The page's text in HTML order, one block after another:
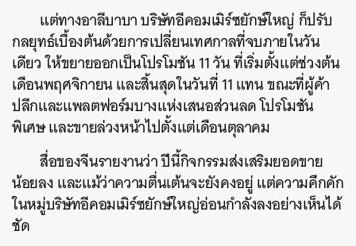
แต่ทางอาลีบาบา บริษัทอีคอมเมิร์ซยักษ์ใหญ่ ก็ปรับ
กลยุทธ์เบื้องต้นด้วยการเปลี่ยนเทศกาลที่จบภายในวัน
เดียว ให้ขยายออกเป็นโปรโมชัน 11 วัน ที่เริ่มตั้งแต่ช่วงต้น
เดือนพฤศจิกายน และสิ้นสุดในวันที่ 11 แทน ขณะที่ผู้ค้า
ปลีกและแพลตฟอร์มบางแห่งเสนอส่วนลด โปรโมชัน
พิเศษ และขายล่วงหน้าไปตั้งแต่เดือนตุลาคม
สื่อของจีนรายงานว่า ปีนี้กิจกรรมส่งเสริมยอดขาย
น้อยลง และแม้ว่าความตื่นเต้นจะยังคงอยู่ แต่ความคึกคัก
ในหมู่บริษัทอีคอมเมิร์ซยักษ์ใหญ่อ่อนกำลังลงอย่างเห็นได้
ชัด